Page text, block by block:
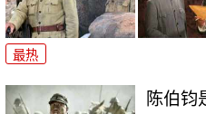
最热
陈伯钧